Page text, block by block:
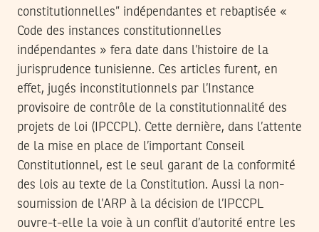
constitutionnelles” indépendantes et rebaptisée «
Code des instances constitutionnelles
indépendantes » fera date dans l’histoire de la
jurisprudence tunisienne. Ces articles furent, en
effet, jugés inconstitutionnels par l’Instance
provisoire de contrôle de la constitutionnalité des
projets de loi (IPCCPL). Cette dernière, dans l’attente
de la mise en place de l’important Conseil
Constitutionnel, est le seul garant de la conformité
des lois au texte de la Constitution. Aussi la non-
soumission de l’ARP à la décision de l’IPCCPL
ouvre-t-elle la voie à un conflit d’autorité entre les